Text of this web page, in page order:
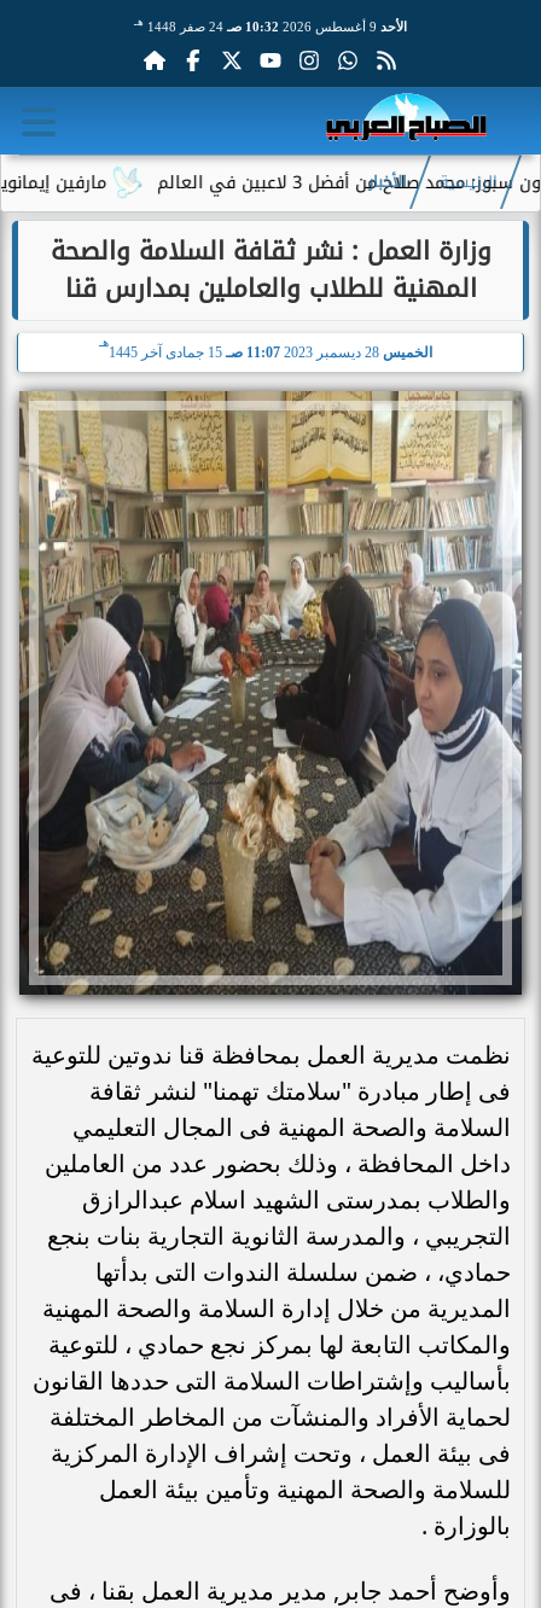
الأحد 10:32 صـ 24 صفر 1448 هـ
مارفين إيمانويل.. من أفضل 3 لاعبين في العالم
الرئيسية الأخبار
وزارة العمل : نشر ثقافة السلامة والصحة
المهنية للطلاب والعاملين بمدارس قنا
الخميس 11:07 صـ 15 جمادى آخر 1445
هـ
نظمت مديرية العمل بمحافظة قنا ندوتين للتوعية
فى إطار مبادرة "سلامتك تهمنا" لنشر ثقافة
السلامة والصحة المهنية فى المجال التعليمي
داخل المحافظة ، وذلك بحضور عدد من العاملين
والطلاب بمدرستى الشهيد اسلام عبدالرازق
التجريبي ، والمدرسة الثانوية التجارية بنات بنجع
حمادي، ، ضمن سلسلة الندوات التى بدأتها
المديرية من خلال إدارة السلامة والصحة المهنية
والمكاتب التابعة لها بمركز نجع حمادي ، للتوعية
بأساليب وإشتراطات السلامة التى حددها القانون
لحماية الأفراد والمنشآت من المخاطر المختلفة
فى بيئة العمل ، وتحت إشراف الإدارة المركزية
للسلامة والصحة المهنية وتأمين بيئة العمل
بالوزارة .
وأوضح أحمد جابر, مدير مديرية العمل بقنا ، فى